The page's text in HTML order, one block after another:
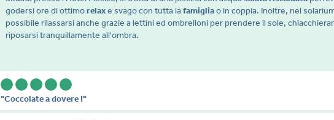
godersi ore di ottimorelaxe svago con tutta lafamigliao in coppia. Inoltre, nel
possibile rilassarsi anche grazie a lettini ed ombrelloni per prendere il sole,
riposarsi tranquillamente all'ombra.
"Coccolate a dovere !"